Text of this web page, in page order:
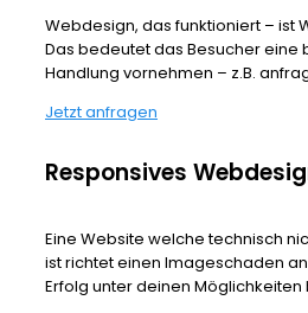
Webdesign, das funktioniert – ist
Das bedeutet das Besucher
Handlung vornehmen – z.B.
Jetzt anfragen
Responsives
Eine Website welche technisch
ist richtet einen Imageschaden
Erfolg unter deinen Möglichkeiten